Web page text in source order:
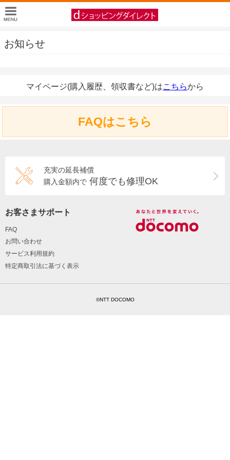
お知らせ
マイページ(購入履歴、領収書など)はこちらから
FAQはこちら
充実の延長補償
購入金額内で 何度でも修理OK
お客さまサポート
FAQ
お問い合わせ
サービス利用規約
特定商取引法に基づく表示
©NTT DOCOMO